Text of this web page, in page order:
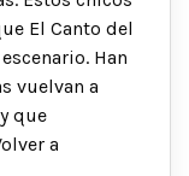
El Canto del
Han
vuelvan a
que
a